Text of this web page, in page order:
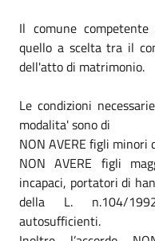
Il comune
quello a scelta tra il
dell'atto di matrimonio.
Le condizioni
modalita' sono di
NON AVERE figli
NON AVERE figli
incapaci, portatori di
della L. n.104/
autosufficienti.